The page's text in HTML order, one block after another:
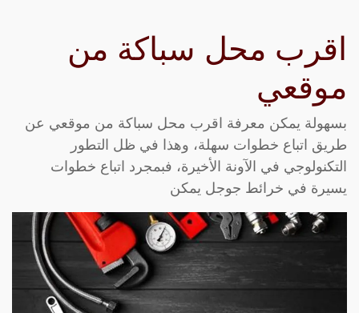
اقرب محل سباكة من
موقعي
بسهولة يمكن معرفة اقرب محل سباكة من موقعي عن
طريق اتباع خطوات سهلة، وهذا في ظل التطور
التكنولوجي في الآونة الأخيرة، فبمجرد اتباع خطوات
يسيرة في خرائط جوجل يمكن